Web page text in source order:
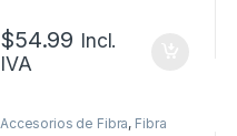
$54.99 Incl.
IVA
Accesorios de Fibra, Fibra